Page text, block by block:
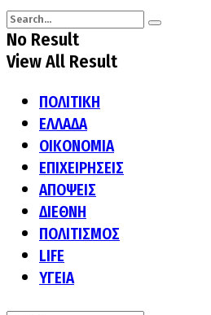
No Result
View All Result
ΠΟΛΙΤΙΚΗ
ΕΛΛΑΔΑ
ΟΙΚΟΝΟΜΙΑ
ΕΠΙΧΕΙΡΗΣΕΙΣ
ΑΠΟΨΕΙΣ
ΔΙΕΘΝΗ
ΠΟΛΙΤΙΣΜΟΣ
LIFE
ΥΓΕΙΑ